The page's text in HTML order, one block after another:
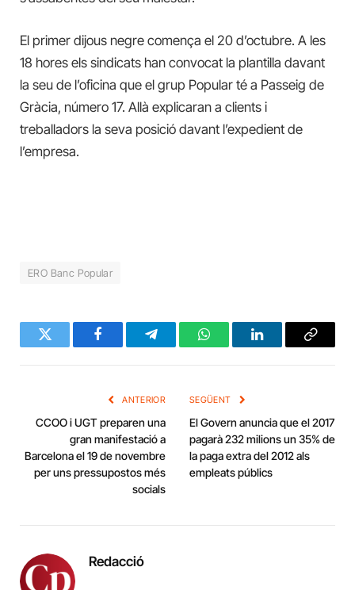
El primer dijous negre comença el 20 d’octubre. A les
18 hores els sindicats han convocat la plantilla davant
la seu de l’oficina que el grup Popular té a Passeig de
Gràcia, número 17. Allà explicaran a clients i
treballadors la seva posició davant l’expedient de
l’empresa.
ERO Banc Popular
Twitter FacebookTelegramWhatsAppLinkedInCopy
ANTERIOR
CCOO i UGT preparen una
gran manifestació a
Barcelona el 19 de novembre
per uns pressupostos més
socials
SEGÜENT
El Govern anuncia que el 2017
pagarà 232 milions un 35% de
la paga extra del 2012 als
empleats públics
Redacció